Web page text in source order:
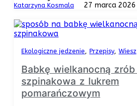
Katarzyna Kosmala 27 marca 2026
Ekologiczne jedzenie Przepisy
Babkę wielkanocną
szpinakowa z lukrem
pomarańczowym